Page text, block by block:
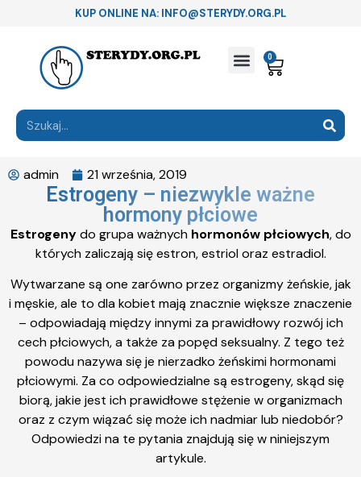
KUP ONLINE NA: INFO@STERYDY.ORG.PL
0
admin 21 września, 2019
Estrogeny – niezwykle ważne
hormony płciowe
Estrogenydo grupa ważnych hormonów płciowych, do
których zaliczają się estron, estriol oraz estradiol.
Wytwarzane są one zarówno przez organizmy żeńskie, jak
i męskie, ale to dla kobiet mają znacznie większe znaczenie
– odpowiadają między innymi za prawidłowy rozwój ich
cech płciowych, a także za popęd seksualny. Z tego też
powodu nazywa się je nierzadko żeńskimi hormonami
płciowymi. Za co odpowiedzialne są estrogeny, skąd się
biorą, jakie jest ich prawidłowe stężenie w organizmach
oraz z czym wiązać się może ich nadmiar lub niedobór?
Odpowiedzi na te pytania znajdują się w niniejszym
artykule.